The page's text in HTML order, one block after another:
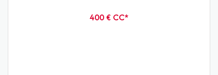
400 € CC*